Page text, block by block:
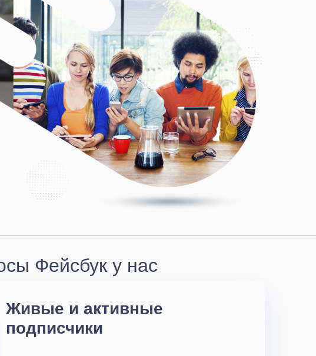
Фейсбук у нас
Живые и активные
подписчики